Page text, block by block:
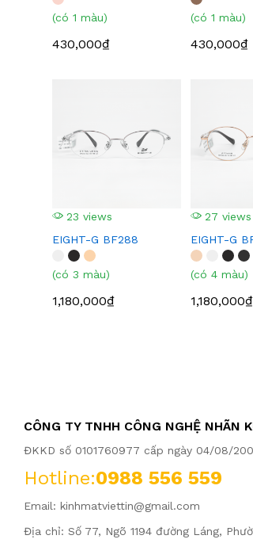
(có 1 màu)
430,000₫
(có 1 màu)
430,000₫
23 views
EIGHT-G BF288
(có 3 màu)
1,180,000₫
27 views
EIGHT-G
(có 4 màu)
1,180,000₫
CÔNG TY TNHH CÔNG NGHỆ NHÃN
ĐKKD số 0101760977 cấp ngày 04/08/
Hotline:0988 556 559
Email: kinhmatviettin@gmail.com
Địa chỉ: Số 77, Ngõ 1194 đường Láng,